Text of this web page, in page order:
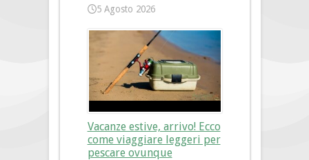
5 Agosto 2026
Vacanze estive, arrivo! Ecco
come viaggiare leggeri per
pescare ovunque